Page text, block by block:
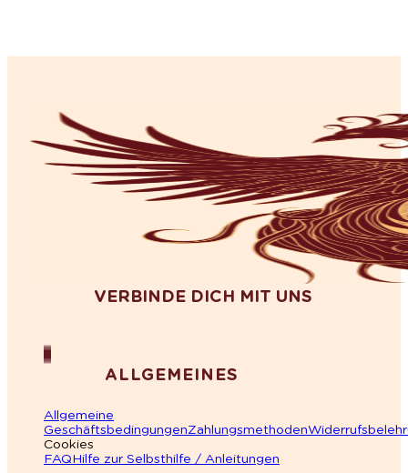
VERBINDE DICH MIT UNS
ALLGEMEINES
Allgemeine
GeschäftsbedingungenZahlungsmethoden
Cookies
FAQHilfe zur Selbsthilfe / Anleitungen